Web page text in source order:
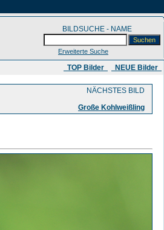
BILDSUCHE - NAME
Erweiterte Suche
​ TOP Bilder NEUE Bilder
NÄCHSTES BILD
Große Kohlweißling